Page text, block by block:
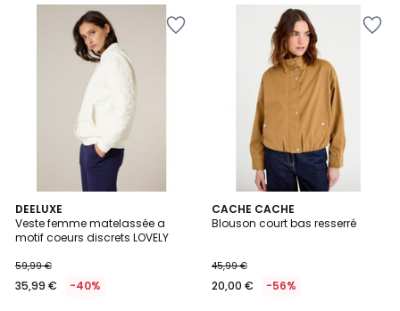
DEELUXE
Veste femme matelassée a
motif coeurs discrets LOVELY
59,99 €
35,99 € -40%
2
Couleurs
CACHE CACHE
Blouson court bas resserré
45,99 €
20,00 € -56%